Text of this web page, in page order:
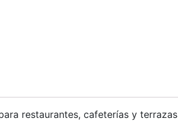
restaurantes, cafeterías y terrazas